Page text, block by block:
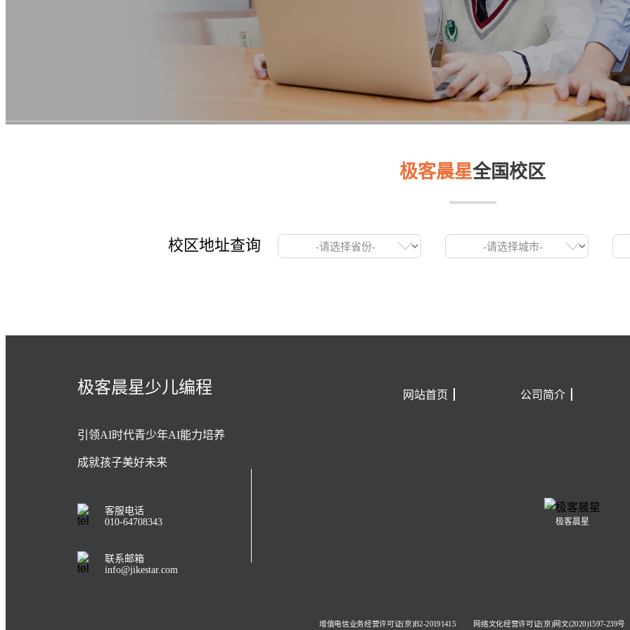
极客晨星全国校区
校区地址查询
极客晨星少儿编程
引领AI时代青少年AI能力培养
成就孩子美好未来
网站首页 公司简介
客服电话
010-64708343
联系邮箱
info@jikestar.com
极客晨星
增值电信业务经营许可证(京)B2-20191415 网络文化经营许可证(京)网文(2020)1597-239号